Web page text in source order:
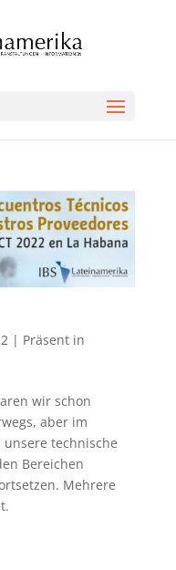
| Präsent in
wir schon
aber im
technische
Bereichen
Mehrere